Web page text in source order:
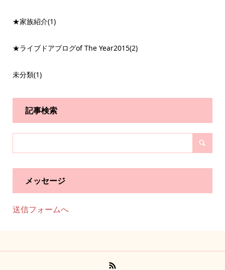
★家族紹介(1)
★ライブドアブログof The Year2015(2)
未分類(1)
記事検索
メッセージ
送信フォームへ